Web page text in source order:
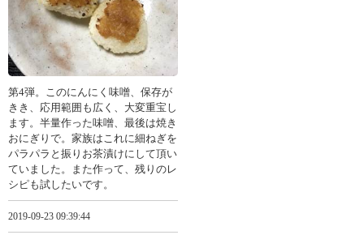
第4弾。このにんにく味噌、保存が
きき、応用範囲も広く、大変重宝し
ます。半量作った味噌、最後は焼き
おにぎりで。家族はこれに細ねぎを
パラパラと振りお茶漬けにして頂い
ていました。また作って、残りのレ
シピも試したいです。
2019-09-23 09:39:44